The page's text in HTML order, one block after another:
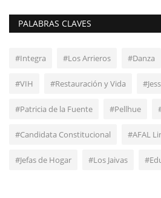
PALABRAS CLAVES
#Integra #Los Arrieros #Danza
#VIH #Restauración y Vida
#Patricia de la Fuente #Pellhue
#Candidata Constitucional #AFAL
#Jefas de Hogar #Los Jaivas